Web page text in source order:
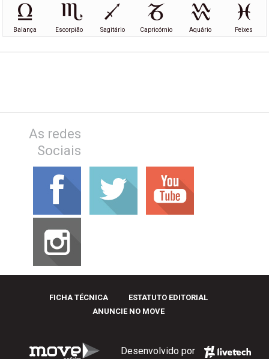
Balança Escorpião Sagitário Capricórnio Aquário Peixes
As redes
Sociais
FICHA TÉCNICA
ESTATUTO EDITORIAL
ANUNCIE NO MOVE
Desenvolvido por